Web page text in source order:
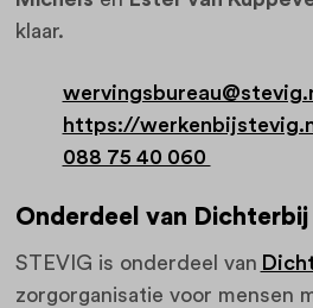
klaar.
https://
088 75 40 060
Onderdeel van Dichterbij
STEVIG is onderdeel van
zorgorganisatie voor mensen